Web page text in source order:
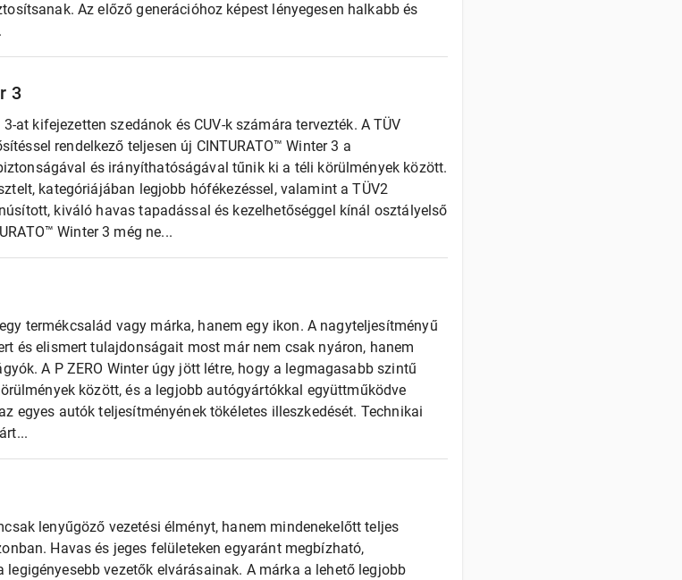
Az előző generációhoz képest lényegesen halkabb és
3
3-at kifejezetten szedánok és CUV-k számára tervezték. A TÜV
rendelkező teljesen új CINTURATO™ Winter 3 a
és irányíthatóságával tűnik ki a téli körülmények között.
kategóriájában legjobb hófékezéssel, valamint a TÜV2
kiváló havas tapadással és kezelhetőséggel kínál osztályelső
Winter 3 még ne...
termékcsalád vagy márka, hanem egy ikon. A nagyteljesítményű
és elismert tulajdonságait most már nem csak nyáron, hanem
A P ZERO Winter úgy jött létre, hogy a legmagasabb szintű
között, és a legjobb autógyártókkal együttműködve
egyes autók teljesítményének tökéletes illeszkedését. Technikai
lenyűgöző vezetési élményt, hanem mindenekelőtt teljes
Havas és jeges felületeken egyaránt megbízható,
vezetők elvárásainak. A márka a lehető legjobb